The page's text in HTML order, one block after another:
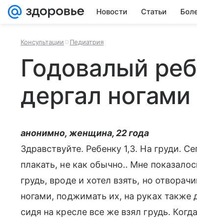
Новости Статьи
Консультации Педиатрия
Годовалый
дергал ногами
анонимно, женщина, 22 года
Здравствуйте. Ребенку 1,3. На груди.
плакать, не как обычно.. Мне
грудь, вроде и хотел взять, но
ногами, поджимать их, на руках также
сидя на кресле все же взял грудь.